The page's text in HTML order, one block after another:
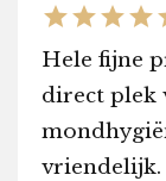
starstarstarstar
Hele fijne
direct plek
vriendelijk.